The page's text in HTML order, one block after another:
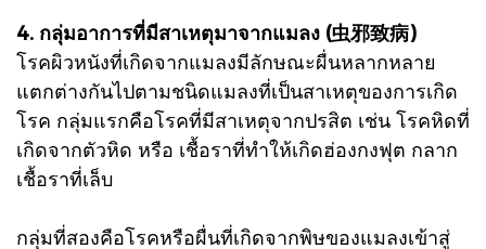
4. กลุ่มอาการที่มีสาเหตุมาจากแมลง (虫邪致病)
โรคผิวหนังที่เกิดจากแมลงมีลักษณะผื่นหลากหลาย
แตกต่างกันไปตามชนิดแมลงที่เป็นสาเหตุของการเกิด
โรค กลุ่มแรกคือโรคที่มีสาเหตุจากปรสิต เช่น โรคหิดที่
เกิดจากตัวหิด หรือ เชื้อราที่ทำให้เกิดฮ่องกงฟุต กลาก
เชื้อราที่เล็บ
กลุ่มที่สองคือโรคหรือผื่นที่เกิดจากพิษของแมลงเข้าสู่